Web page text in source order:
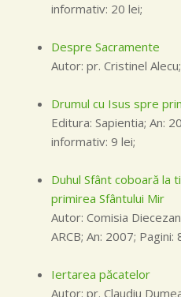
informativ: 20 lei;
Despre Sacramente
Autor: pr. Cristinel Alecu;
Drumul cu Isus spre
Editura: Sapientia; An:
informativ: 9 lei;
Duhul Sfânt coboară la
primirea Sfântului Mir
Autor: Comisia
ARCB; An: 2007;
Iertarea păcatelor
Autor: pr. Claudiu